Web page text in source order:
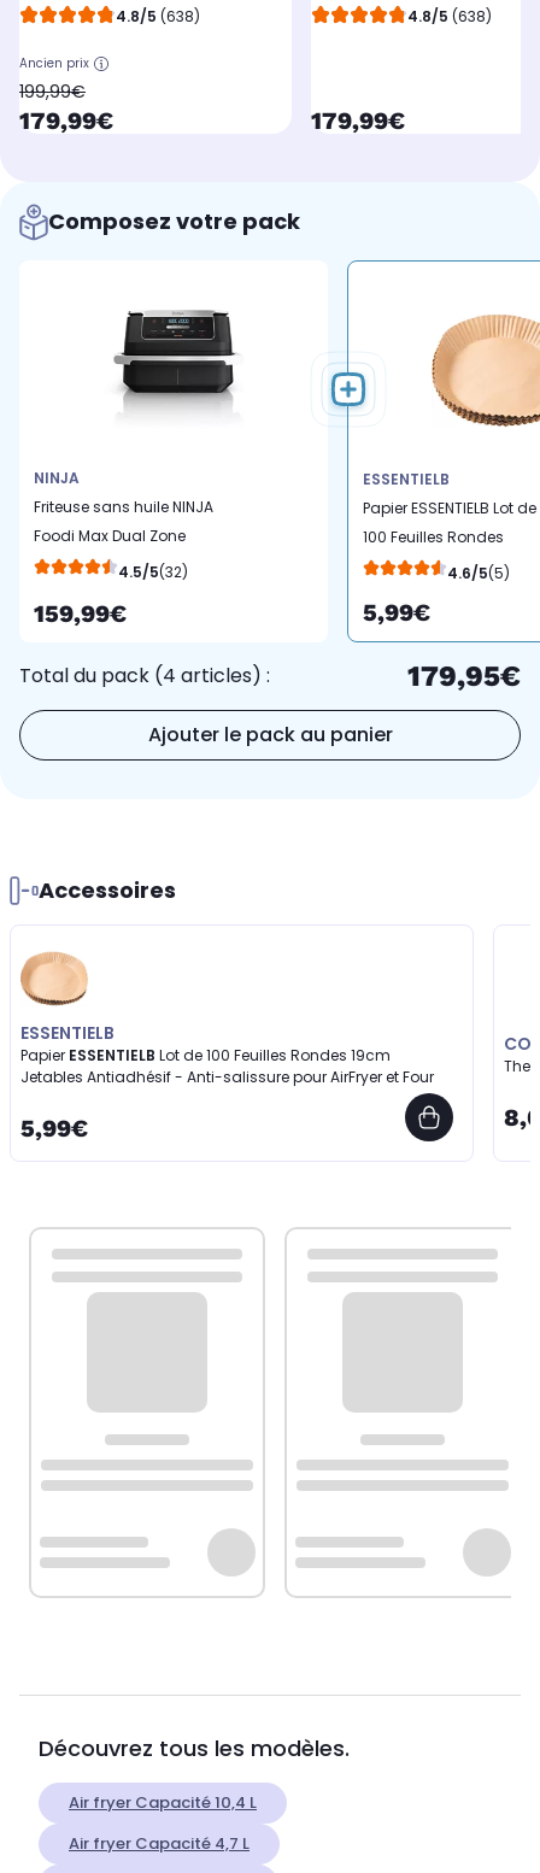
4.8/5 (638)
Ancien prix
oldPrice
199,99€
currentPrice
179,99€
4.8/5 (638)
currentPrice
179,99€
Composez votre pack
NINJA
Friteuse sans huile NINJA
Foodi Max Dual Zone
AF550EU
4.5/5(32)
159,99€
ESSENTIELB
Papier ESSENTIELB Lot de
100 Feuilles Rondes
19cm Jetables
salissure pour AirFryer et
4.6/5(5)
5,99€
Total du pack (4 articles) : 179,95€
Ajouter le pack au panier
Accessoires
ESSENTIELB
Papier ESSENTIELB
Jetables Antiadhésif - Anti-salissure pour AirFryer et Four
5,99€
Découvrez tous les modèles.
Air fryer Capacité 10,4 L
Air fryer Capacité 4,7 L